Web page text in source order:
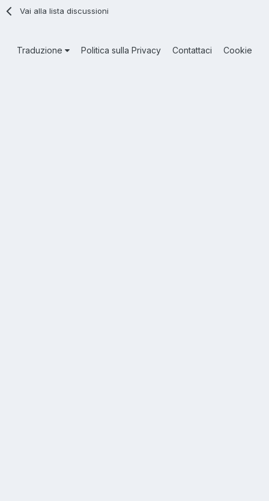
Vai alla lista discussioni
Traduzione Politica sulla Privacy Contattaci Cookie